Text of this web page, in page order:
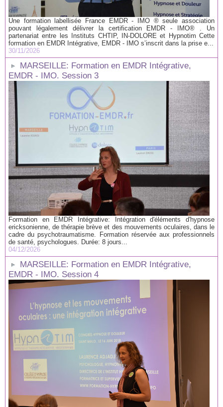
Une formation labellisée France EMDR - IMO ® seule association
pouvant légalement délivrer la certification EMDR - IMO® . Un
partenariat entre les Instituts CHTIP, IN-DOLORE et Hypnotim Cette
formation en EMDR Intégrative, EMDR - IMO s’inscrit dans la prise e...
30/11/2026
MARSEILLE: Formation en EMDR Intégrative,
EMDR - IMO. Session 3
Formation en EMDR Intégrative: Intégration d'éléments d'hypnose
ericksonienne, de thérapie brève et des mouvements oculaires, dans le
cadre du psychotraumatisme. Formation réservée aux professionnels
de santé, psychologues. Durée: 8 jours...
04/12/2026
MARSEILLE: Formation en EMDR Intégrative,
EMDR - IMO. Session 4